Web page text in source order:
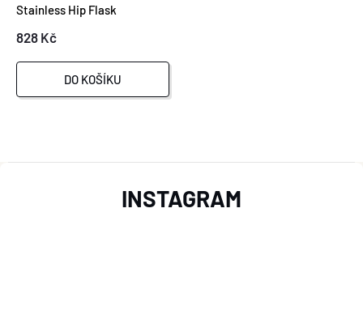
Stainless Hip Flask
828 Kč
DO KOŠÍKU
INSTAGRAM